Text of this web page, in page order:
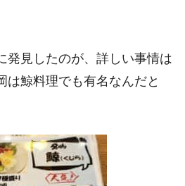
発見したのが、詳しい事情は
は鯨料理でも有名なんだと